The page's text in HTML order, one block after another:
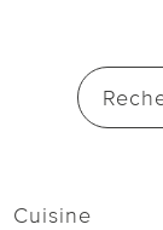
Cuisine